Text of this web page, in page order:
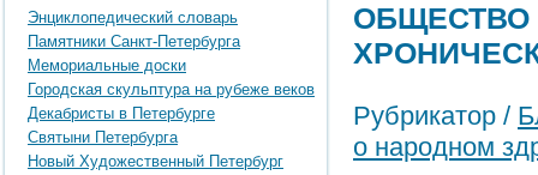
Энциклопедический словарь
Памятники Санкт-Петербурга
Мемориальные доски
Городская скульптура на рубеже веков
Декабристы в Петербурге
Святыни Петербурга
Новый Художественный Петербург
ОБЩЕСТВО
Рубрикатор /
о народном